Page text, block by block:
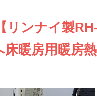
リンナイ製
暖房用暖房